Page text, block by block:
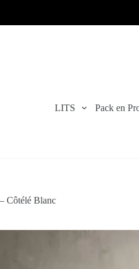
LITS Pack en
Côtélé Blanc